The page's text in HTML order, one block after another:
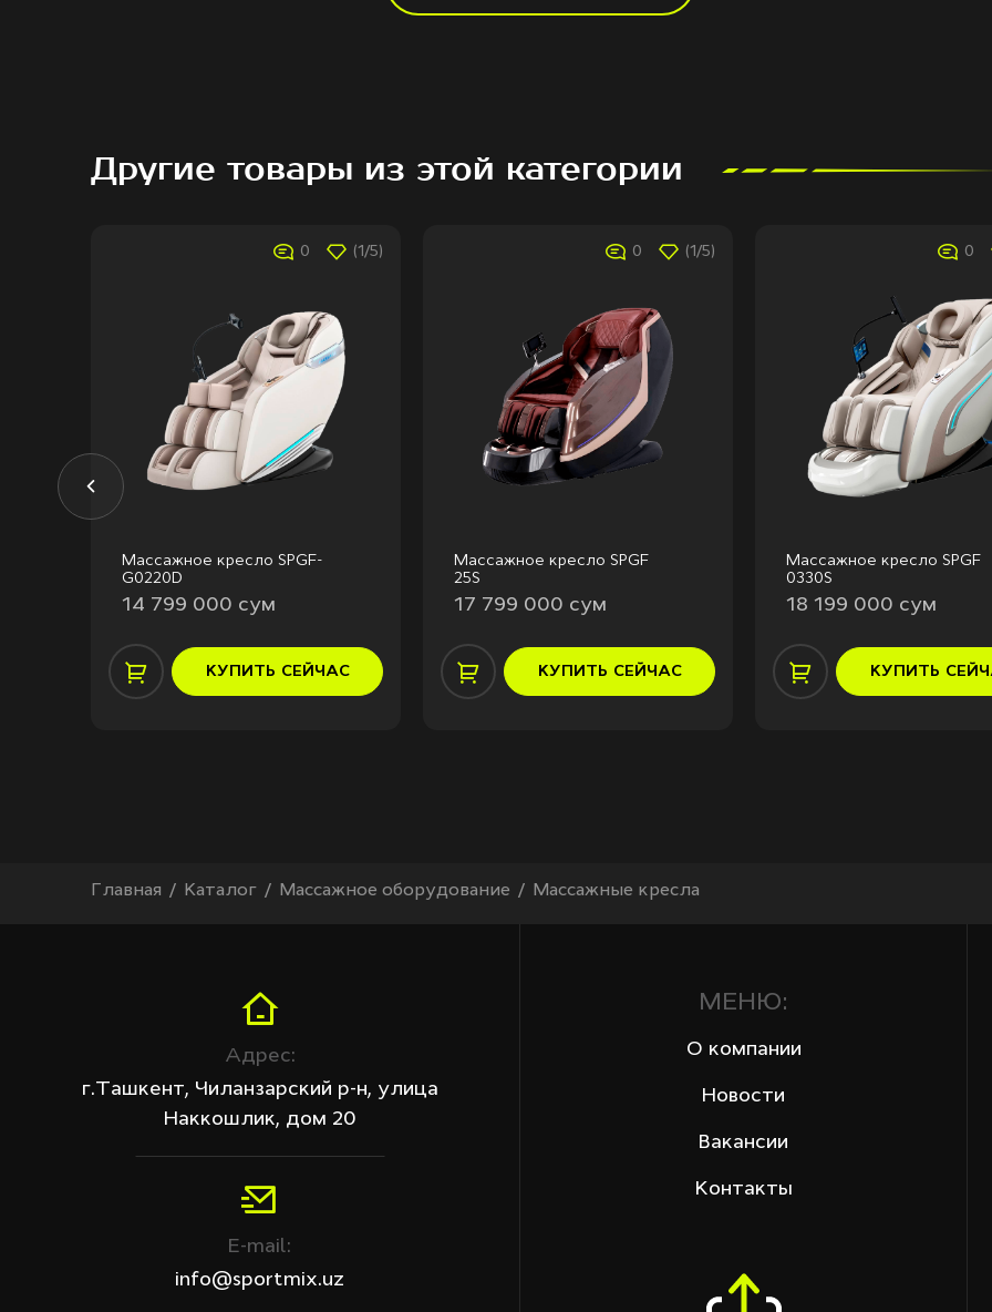
Другие товары из этой категории
0 (1/5)
Массажное кресло SPGF-
G0220D
14 799 000 сум
КУПИТЬ СЕЙЧАС
0 (1/5)
Массажное кресло SPGF
25S
17 799 000 сум
КУПИТЬ СЕЙЧАС
0
Массажное кресло SPGF
0330S
18 199 000 сум
КУПИТЬ
Главная Каталог Массажное оборудование Массажные кресла
Адрес:
г.Ташкент, Чиланзарский р-н, улица
Наккошлик, дом 20
E-mail:
info@sportmix.uz
МЕНЮ:
О компании
Новости
Вакансии
Контакты